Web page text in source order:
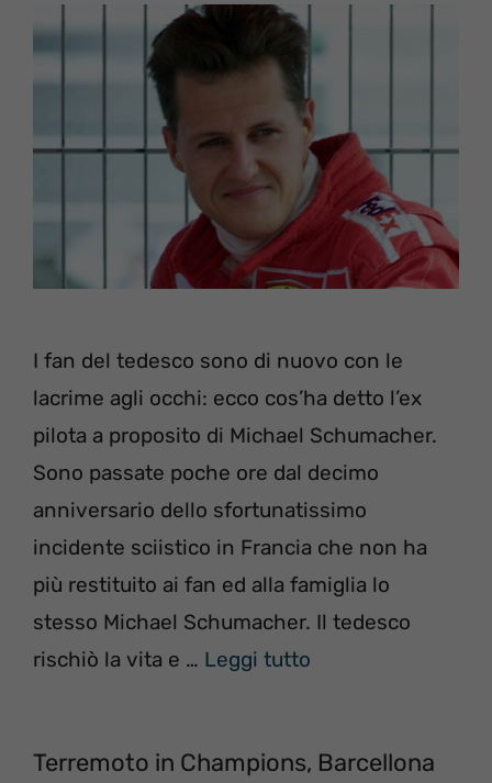
I fan del tedesco sono di nuovo con le
lacrime agli occhi: ecco cos’ha detto l’ex
pilota a proposito di Michael Schumacher.
Sono passate poche ore dal decimo
anniversario dello sfortunatissimo
incidente sciistico in Francia che non ha
più restituito ai fan ed alla famiglia lo
stesso Michael Schumacher. Il tedesco
rischiò la vita e … Leggi tutto
Terremoto in Champions, Barcellona